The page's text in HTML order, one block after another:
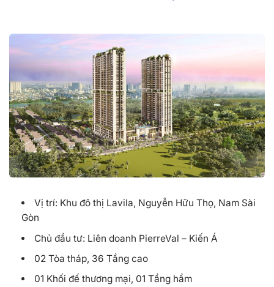
Vị trí: Khu đô thị Lavila, Nguyễn Hữu Thọ, Nam Sài
Gòn
Chủ đầu tư: Liên doanh PierreVal – Kiến Á
02 Tòa tháp, 36 Tầng cao
01 Khối đế thương mại, 01 Tầng hầm